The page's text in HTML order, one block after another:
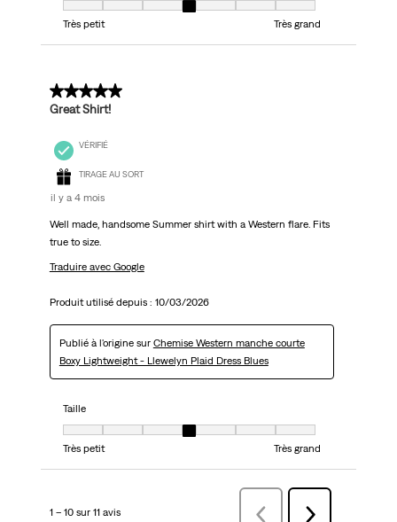
Taille, 4 sur 7, où 1 est égal à Très petit et 7 est égal à Très grand
Très petit
Très grand
5 sur 5 étoiles.
Great Shirt!
VÉRIFIÉ
TIRAGE AU SORT
il y a 4 mois
Well made, handsome Summer shirt with a Western flare. Fits
true to size.
Traduire avec Google
Produit utilisé depuis : 10/03/2026
Publié à l'origine sur Chemise Western manche courte
Boxy Lightweight - Llewelyn Plaid Dress Blues
Taille
Taille, 4 sur 7, où 1 est égal à Très petit et 7 est égal à Très grand
Très petit
Très grand
1 – 10 sur 11 avis PrécédentavisSuivant